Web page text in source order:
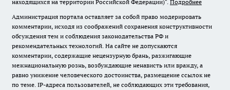
находящихся на территории Российской Федерации)". Подробнее
Администрация портала оставляет за собой право модерировать
комментарии, исходя из соображений сохранения конструктивности
обсуждения тем и соблюдения законодательства РФ и
рекомендательных технологий. На сайте не допускаются
комментарии, содержащие нецензурную брань, разжигающие
межнациональную рознь, возбуждающие ненависть или вражду, а
равно унижение человеческого достоинства, размещение ссылок не
по теме. IP-адреса пользователей, не соблюдающих эти требования,